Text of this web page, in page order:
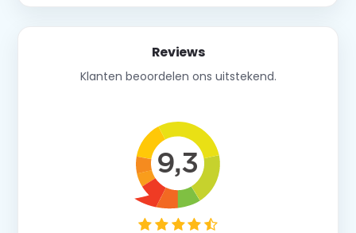
Reviews
Klanten beoordelen ons uitstekend.